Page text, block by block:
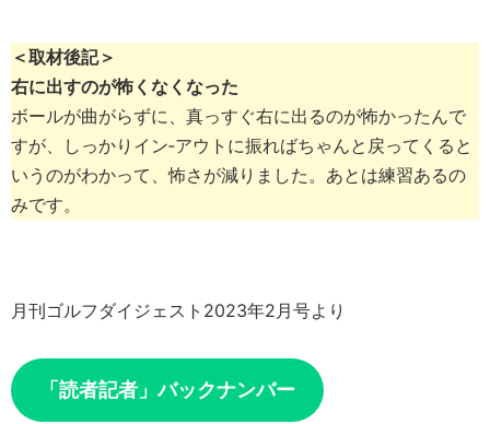
＜取材後記＞
右に出すのが怖くなくなった
ボールが曲がらずに、真っすぐ右に出るのが怖かったんで
すが、しっかりイン‐アウトに振ればちゃんと戻ってくると
いうのがわかって、怖さが減りました。あとは練習あるの
みです。
月刊ゴルフダイジェスト2023年2月号より
「読者記者」バックナンバー